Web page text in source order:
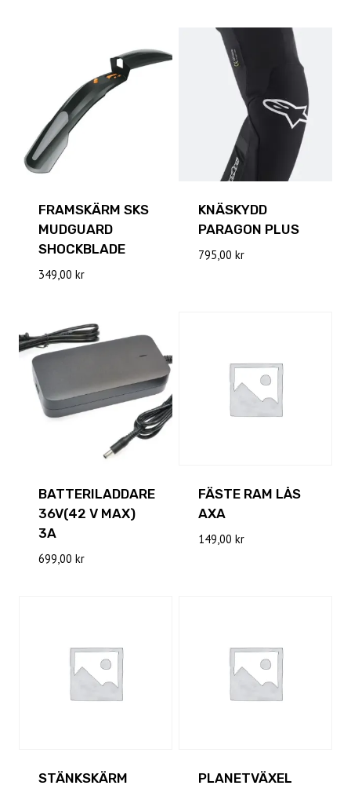
FRAMSKÄRM SKS
MUDGUARD
SHOCKBLADE
349,00 kr
KNÄSKYDD
PARAGON PLUS
795,00 kr
BATTERILADDARE
36V(42 V MAX)
3A
699,00 kr
FÄSTE RAM LÅS
AXA
149,00 kr
STÄNKSKÄRM
PLANETVÄXEL